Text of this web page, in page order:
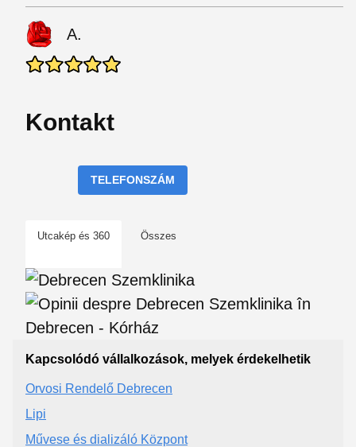
A.
Kontakt
TELEFONSZÁM
Utcakép és 360 Összes
Kapcsolódó vállalkozások, melyek érdekelhetik
Orvosi Rendelő Debrecen
Lipi
Művese és dializáló Központ